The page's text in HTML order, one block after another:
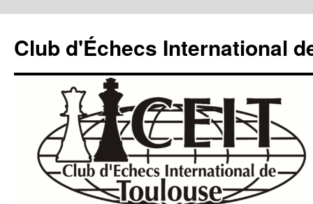
contenu
Club d'Échecs International